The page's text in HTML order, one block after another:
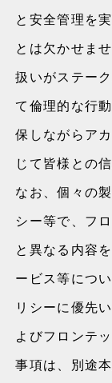
と安全管理を
とは欠かせま
扱いがステー
て倫理的な行
保しながらア
じて皆様との
なお、個々の
シー等で、フ
と異なる内容
ービス等につ
リシーに優先
よびフロンテ
事項は、別途